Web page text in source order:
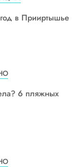
в Прииртышье
6 пляжных